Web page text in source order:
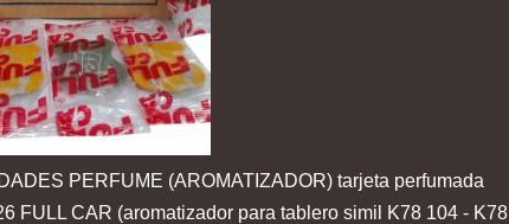
PERFUME (AROMATIZADOR) tarjeta perfumada
FULL CAR (aromatizador para tablero simil K78 104 - K78